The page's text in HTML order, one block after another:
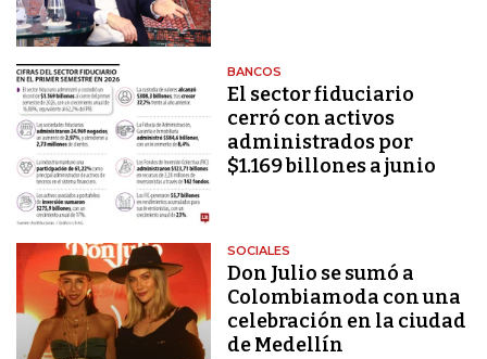
BANCOS
El sector fiduciario
cerró con activos
administrados por
$1.169 billones a junio
SOCIALES
Don Julio se sumó a
Colombiamoda con una
celebración en la ciudad
de Medellín